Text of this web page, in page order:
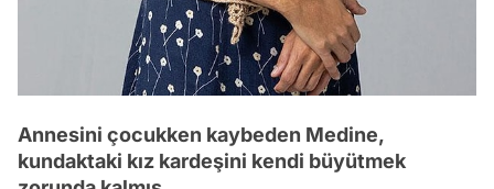
Annesini çocukken kaybeden Medine,
kundaktaki kız kardeşini kendi büyütmek